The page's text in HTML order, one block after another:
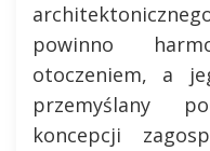
powinno
otoczeniem, a
przemyślany
koncepcji